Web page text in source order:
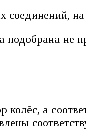
соединений,
не
а